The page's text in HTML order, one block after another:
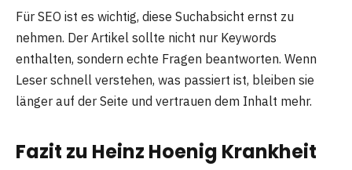
Für SEO ist es wichtig, diese Suchabsicht ernst zu
nehmen. Der Artikel sollte nicht nur Keywords
enthalten, sondern echte Fragen beantworten. Wenn
Leser schnell verstehen, was passiert ist, bleiben sie
länger auf der Seite und vertrauen dem Inhalt mehr.
Fazit zu Heinz Hoenig Krankheit